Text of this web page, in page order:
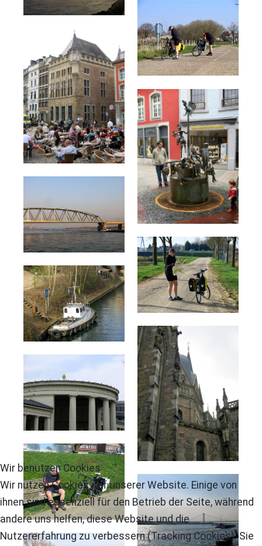
Wir benutzen Cookies
Wir nutzen Cookies auf unserer Website. Einige von
ihnen sind essenziell für den Betrieb der Seite, während
andere uns helfen, diese Website und die
Nutzererfahrung zu verbessern (Tracking Cookies). Sie